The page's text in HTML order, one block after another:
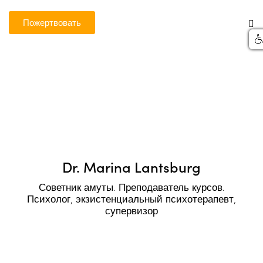
Пожертвовать
Dr. Marina Lantsburg
Советник амуты. Преподаватель курсов.
Психолог, экзистенциальный психотерапевт,
супервизор